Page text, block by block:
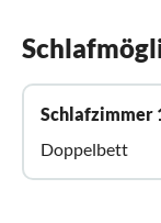
Schlafzimmer
Doppelbett